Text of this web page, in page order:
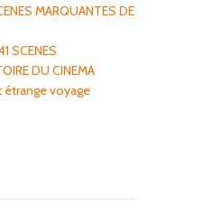
MARQUANTES DE
SCENES
DU CINEMA
étrange voyage